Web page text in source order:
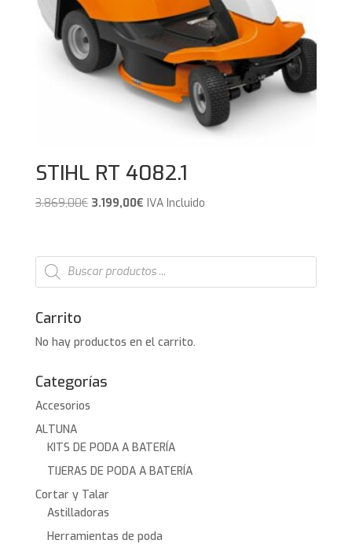
STIHL RT 4082.1
3.869,00€ El
era:
3.869,00€.
3.199,00€El
es:
3.199,00€.
IVA Incluido
Búsqueda
de
productos
Carrito
No hay productos en el carrito.
Categorías
Accesorios
ALTUNA
KITS DE PODA A BATERÍA
TIJERAS DE PODA A BATERÍA
Cortar y Talar
Astilladoras
Herramientas de poda